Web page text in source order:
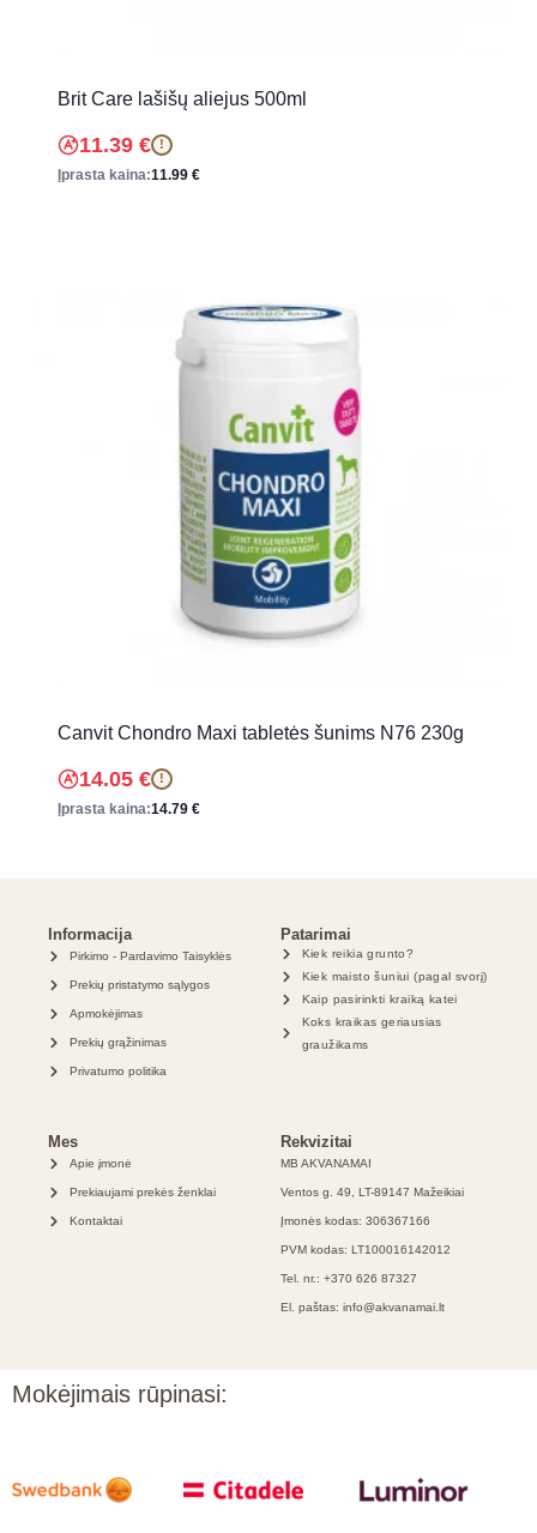
Brit Care lašišų aliejus 500ml
11.39 € !
Įprasta kaina:11.99 €
Canvit Chondro Maxi tabletės šunims N76 230g
14.05 € !
Įprasta kaina:14.79 €
Informacija
Pirkimo - Pardavimo Taisyklės
Prekių pristatymo sąlygos
Apmokėjimas
Prekių grąžinimas
Privatumo politika
Patarimai
Kiek reikia grunto?
Kiek maisto šuniui (pagal svorį)
Kaip pasirinkti kraiką katei
Koks kraikas geriausias
graužikams
Mes
Apie įmonė
Prekiaujami prekės ženklai
Kontaktai
Rekvizitai
MB AKVANAMAI
Ventos g. 49, LT-89147 Mažeikiai
Įmonės kodas: 306367166
PVM kodas: LT100016142012
Tel. nr.: +370 626 87327
El. paštas: info@akvanamai.lt
Mokėjimais rūpinasi: